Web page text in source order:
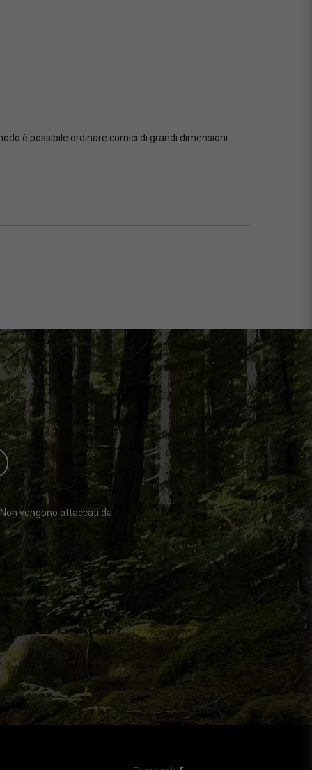
è possibile ordinare cornici di grandi dimensioni.
vengono attaccati da